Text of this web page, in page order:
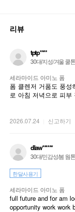
리뷰
tptp****
30대/지성/겨울 쿨톤
세라마이드 아미노 폼
폼 클렌저 거품도 풍
로 아침 저녁으로 피
2026.07.24 신고하기
dlaw******
30대/민감성/봄 웜톤
한달사용기
세라마이드 아미노 폼
full future and for am
opportunity work work